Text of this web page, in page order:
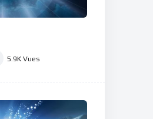
5.9K Vues